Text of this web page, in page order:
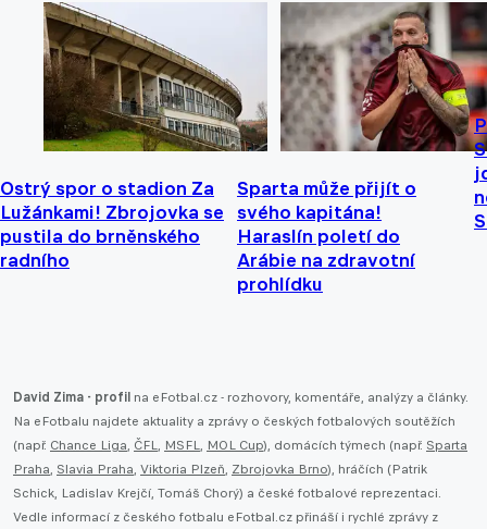
Ostrý spor o stadion Za
Lužánkami! Zbrojovka se
pustila do brněnského
radního
Sparta může přijít o
svého kapitána!
Haraslín poletí do
Arábie na zdravotní
prohlídku
David Zima - profil na eFotbal.cz - rozhovory, komentáře, analýzy a články.
Na eFotbalu najdete aktuality a zprávy o českých fotbalových soutěžích
(např. Chance Liga, ČFL, MSFL, MOL Cup), domácích týmech (např. Sparta
Praha, Slavia Praha, Viktoria Plzeň, Zbrojovka Brno), hráčích (Patrik
Schick, Ladislav Krejčí, Tomáš Chorý) a české fotbalové reprezentaci.
Vedle informací z českého fotbalu eFotbal.cz přináší i rychlé zprávy z